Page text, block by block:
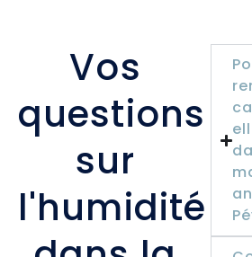
Vos
questions
sur
l'humidité